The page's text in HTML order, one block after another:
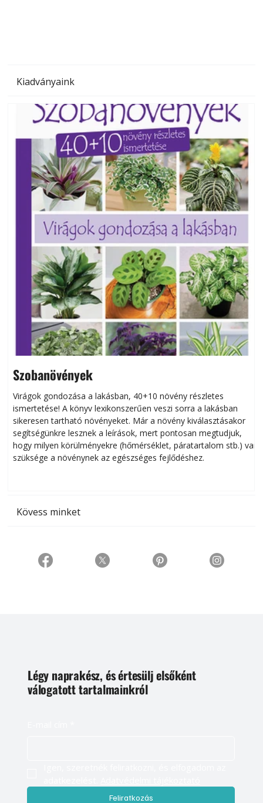
Kiadványaink
Szobanövények
Virágok gondozása a lakásban, 40+10 növény részletes
ismertetése! A könyv lexikonszerűen veszi sorra a lakásban
sikeresen tart­ha­tó növényeket. Már a növény kiválasztásakor
segítségünkre lesznek a leírások, mert pontosan megtudjuk,
hogy milyen körülményekre (hőmérséklet, páratartalom stb.) van
szüksége a növénynek az egészséges fejlődéshez.
Kövess minket
Légy naprakész, és értesülj elsőként
válogatott tartalmainkról
Feliratkozás